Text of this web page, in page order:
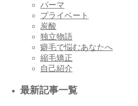
パーマ
プライベート
炭酸
独立物語
癖毛で悩むあなたへ
縮毛矯正
自己紹介
最新記事一覧